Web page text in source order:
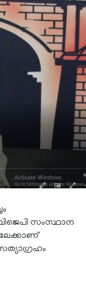
സംസ്ഥാന